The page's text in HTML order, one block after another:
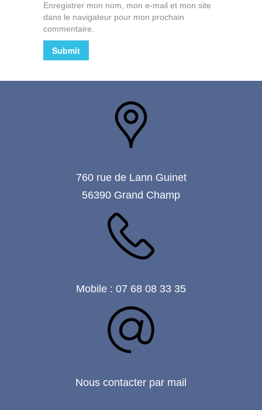
Enregistrer mon nom, mon e-mail et mon site
dans le navigateur pour mon prochain
commentaire.
760 rue de Lann Guinet
56390 Grand Champ
Mobile : 07 68 08 33 35
Nous contacter par mail